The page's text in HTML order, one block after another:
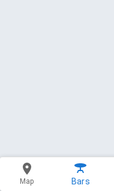
Map Bars